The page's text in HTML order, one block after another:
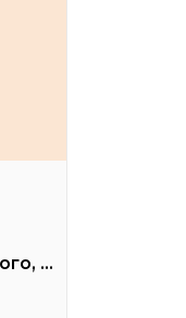
Центр Шептицького, 1 поверх, паркова аудиторія